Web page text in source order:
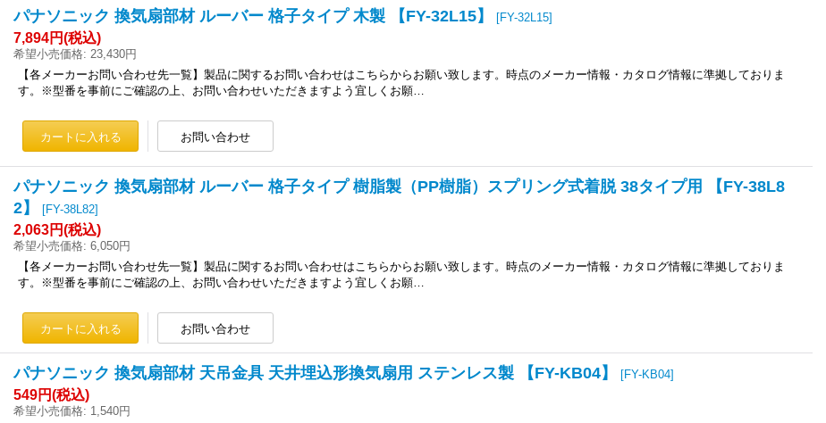
パナソニック 換気扇部材 ルーバー 格子タイプ 木製 【FY-32L15】 [FY-32L15]
7,894円(税込)
希望小売価格: 23,430円
【各メーカーお問い合わせ先一覧】製品に関するお問い合わせはこちらからお願い致します。時点のメーカー情報・カタログ情報に準拠しておりま
す。※型番を事前にご確認の上、お問い合わせいただきますよう宜しくお願…
パナソニック 換気扇部材 ルーバー 格子タイプ 樹脂製（PP樹脂）スプリング式着脱 38タイプ用 【FY-38L8
2】
[FY-38L82]
2,063円(税込)
希望小売価格: 6,050円
【各メーカーお問い合わせ先一覧】製品に関するお問い合わせはこちらからお願い致します。時点のメーカー情報・カタログ情報に準拠しておりま
す。※型番を事前にご確認の上、お問い合わせいただきますよう宜しくお願…
パナソニック 換気扇部材 天吊金具 天井埋込形換気扇用 ステンレス製 【FY-KB04】 [FY-KB04]
549円(税込)
希望小売価格: 1,540円